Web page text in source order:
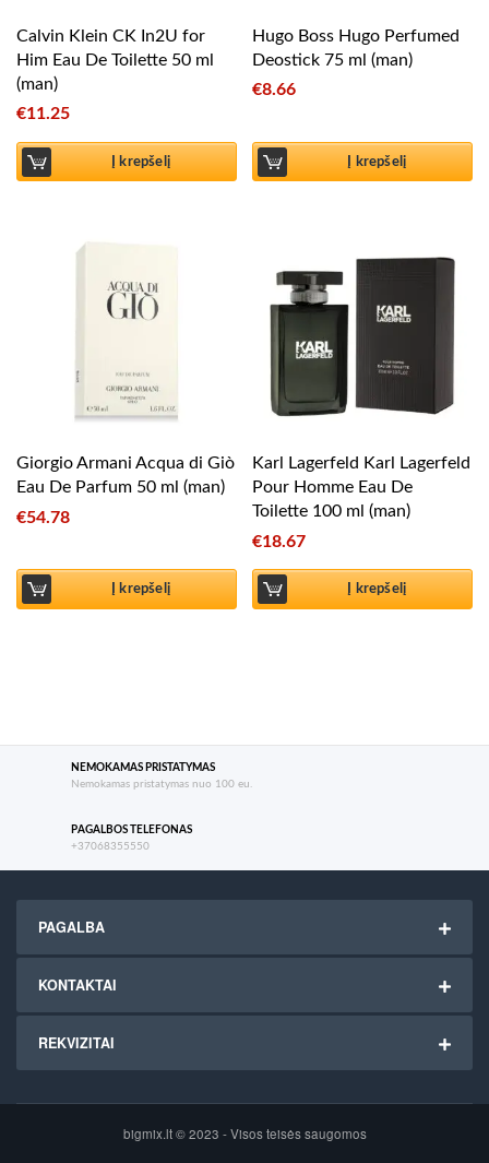
Calvin Klein CK In2U for
Him Eau De Toilette 50 ml
(man)
€11.25
Į krepšelį
Hugo Boss Hugo Perfumed
Deostick 75 ml (man)
€8.66
Į krepšelį
Giorgio Armani Acqua di Giò
Eau De Parfum 50 ml (man)
€54.78
Į krepšelį
Karl Lagerfeld Karl Lagerfeld
Pour Homme Eau De
Toilette 100 ml (man)
€18.67
Į krepšelį
NEMOKAMAS PRISTATYMAS
Nemokamas pristatymas nuo 100 eu.
PAGALBOS TELEFONAS
+37068355550
PAGALBA
KONTAKTAI
REKVIZITAI
bigmix.lt © 2023 - Visos teisės saugomos